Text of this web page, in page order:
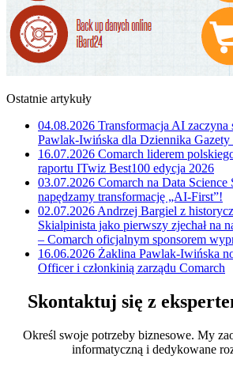
Ostatnie artykuły
04.08.2026 Transformacja AI
Pawlak-Iwińska dla Dziennika Gazety
16.07.2026 Comarch liderem
raportu ITwiz Best100 edycja 2026
03.07.2026 Comarch na Data
napędzamy transformację „AI-First”!
02.07.2026 Andrzej Bargiel z
Skialpinista jako pierwszy zjechał na
– Comarch oficjalnym sponsorem
16.06.2026 Żaklina Pawlak-Iwińska
Officer i członkinią zarządu Comarch
Skontaktuj się z
Określ swoje potrzeby biznesowe. My
informatyczną i dedykowane